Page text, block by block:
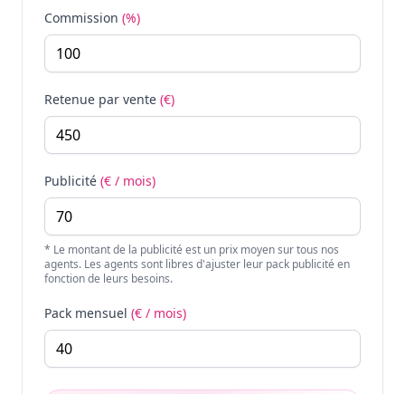
Commission (%)
Retenue par vente (€)
Publicité (€ / mois)
* Le montant de la publicité est un prix moyen sur tous nos
agents. Les agents sont libres d'ajuster leur pack publicité en
fonction de leurs besoins.
Pack mensuel (€ / mois)